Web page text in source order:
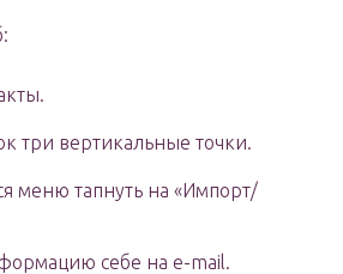
три вертикальные точки.
меню тапнуть на «Импорт/
себе на e-mail.